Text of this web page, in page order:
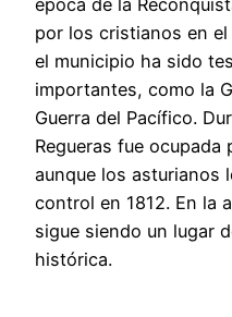
época de la
por los cristianos en
el municipio ha sido
importantes, como la
Guerra del Pacífico.
Regueras fue
aunque los asturianos
control en 1812. En la
sigue siendo un lugar
histórica.